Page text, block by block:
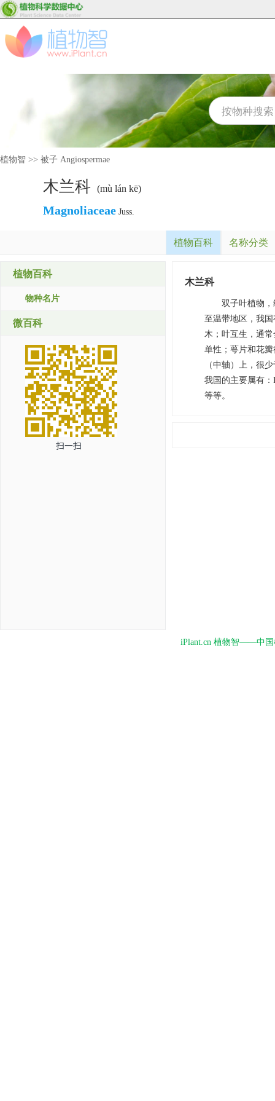
植物智 >> 被子 Angiospermae
木兰科 (mù lán kē)
Magnoliaceae Juss.
植物百科 名称分类
植物百科
物种名片
微百科
扫一扫
木兰科
双子叶植物
至温带地区，我
木；叶互生，通
单性；萼片和花
（中轴）上，很
我国的主要属有：
等等。
iPlant.cn 植物智——中国